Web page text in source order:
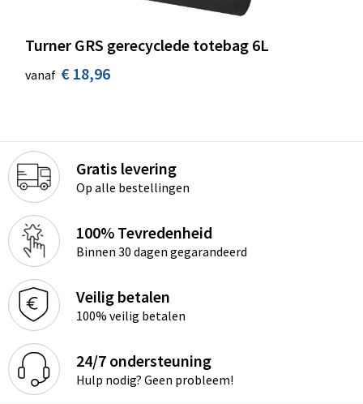
Turner GRS gerecyclede totebag 6L
vanaf € 18,96
Gratis levering
Op alle bestellingen
100% Tevredenheid
Binnen 30 dagen gegarandeerd
Veilig betalen
100% veilig betalen
24/7 ondersteuning
Hulp nodig? Geen probleem!